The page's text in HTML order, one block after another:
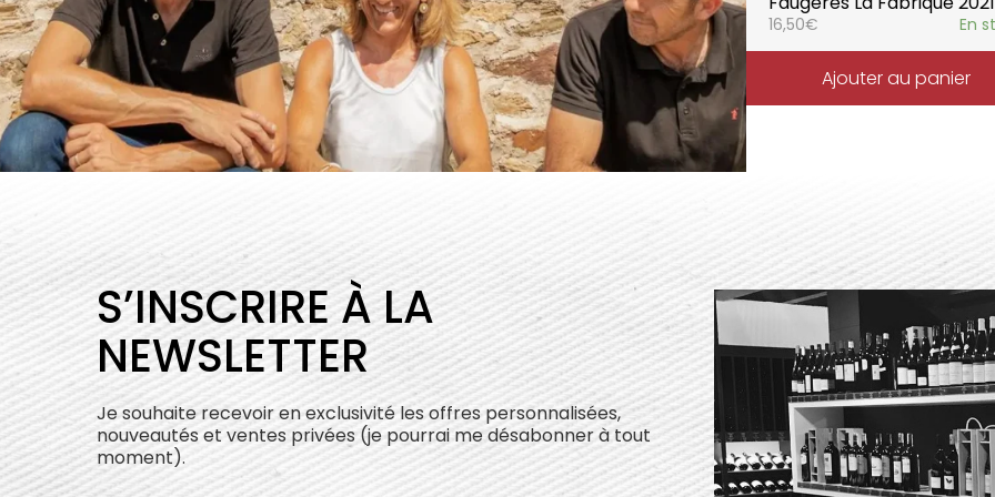
16,50€ En
Ajouter au panier
S’INSCRIRE À LA
NEWSLETTER
Je souhaite recevoir en exclusivité les offres personnalisées,
nouveautés et ventes privées (je pourrai me désabonner à tout
moment).